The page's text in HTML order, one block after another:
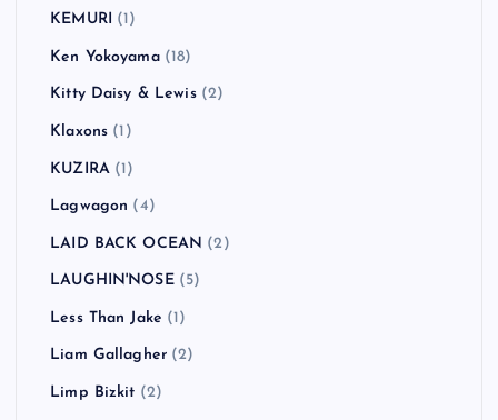
KEMURI (1)
Ken Yokoyama(18)
Kitty Daisy & Lewis(2)
Klaxons (1)
KUZIRA(1)
Lagwagon (4)
LAID BACK OCEAN (2)
LAUGHIN'NOSE(5)
Less Than Jake (1)
Liam Gallagher (2)
Limp Bizkit (2)